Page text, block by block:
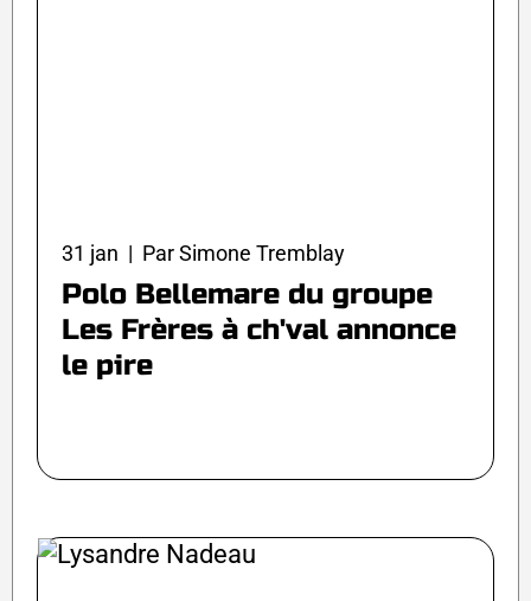
31 jan | Par Simone Tremblay
Polo Bellemare du groupe
Les Frères à ch'val annonce
le pire